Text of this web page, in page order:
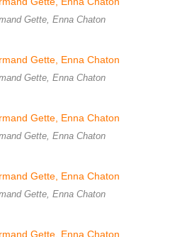
Gette, Enna Chaton
Gette, Enna Chaton
Gette, Enna Chaton
Gette, Enna Chaton